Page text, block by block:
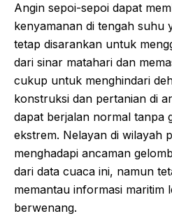
Angin sepoi-sepoi dapat
kenyamanan di tengah suhu
tetap disarankan untuk
dari sinar matahari dan
cukup untuk menghindari
konstruksi dan pertanian di
dapat berjalan normal tanpa
ekstrem. Nelayan di wilayah
menghadapi ancaman
dari data cuaca ini, namun
memantau informasi maritim
berwenang.